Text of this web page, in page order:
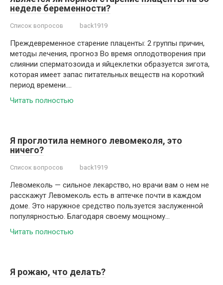
неделе беременности?
Список вопросов back1919
Преждевременное старение плаценты: 2 группы причин,
методы лечения, прогноз Во время оплодотворения при
слиянии сперматозоида и яйцеклетки образуется зигота,
которая имеет запас питательных веществ на короткий
период времени….
Читать полностью
Я проглотила немного левомеколя, это
ничего?
Список вопросов back1919
Левомеколь — сильное лекарство, но врачи вам о нем не
расскажут Левомеколь есть в аптечке почти в каждом
доме. Это наружное средство пользуется заслуженной
популярностью. Благодаря своему мощному…
Читать полностью
Я рожаю, что делать?